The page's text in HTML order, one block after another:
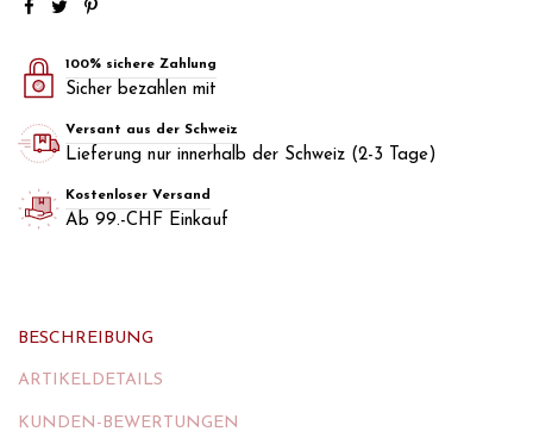
100% sichere Zahlung
Sicher bezahlen mit
Versant aus der Schweiz
Lieferung nur innerhalb der Schweiz (2-3 Tage)
Kostenloser Versand
Ab 99.-CHF Einkauf
BESCHREIBUNG
ARTIKELDETAILS
KUNDEN-BEWERTUNGEN